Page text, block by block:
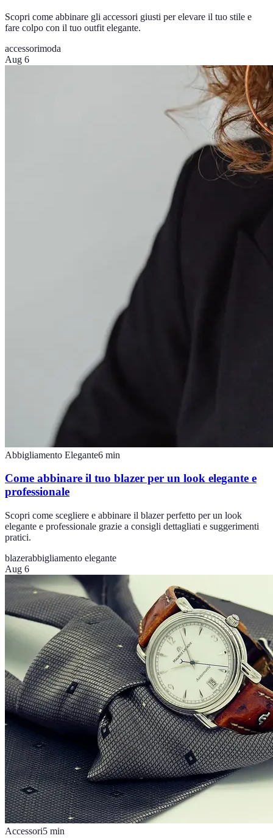
Scopri come abbinare gli accessori giusti per elevare il tuo stile e
fare colpo con il tuo outfit elegante.
accessorimoda
Aug 6
Abbigliamento Elegante6 min
Come abbinare il tuo blazer per un look elegante e
professionale
Scopri come scegliere e abbinare il blazer perfetto per un look
elegante e professionale grazie a consigli dettagliati e suggerimenti
pratici.
blazerabbigliamento elegante
Aug 6
Accessori5 min